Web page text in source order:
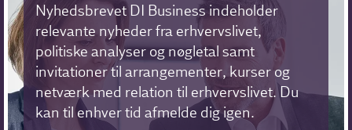
Nyhedsbrevet DI Business indeholder
relevante nyheder fra erhvervslivet,
politiske analyser og nøgletal samt
invitationer til arrangementer, kurser og
netværk med relation til erhvervslivet. Du
kan til enhver tid afmelde dig igen.